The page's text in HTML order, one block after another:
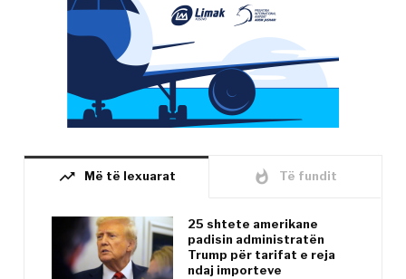
trending_up Më të lexuarat whatshot Të fundit
25 shtete amerikane
padisin administratën
Trump për tarifat e reja
ndaj importeve